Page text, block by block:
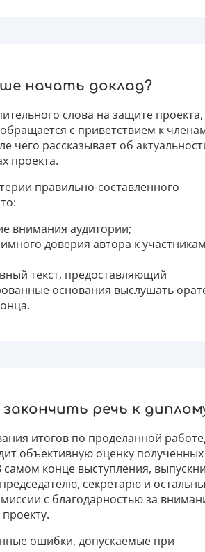
начать доклад?
слова на защите проекта,
с приветствием к
чего рассказывает об
проекта.
правильно-составленного
внимания аудитории;
доверия автора к
текст, предоставляющий
основания выслушать
закончить речь к
итогов по проделанной
объективную оценку полученных
самом конце выступления,
секретарю и
с благодарностью за
ошибки, допускаемые при